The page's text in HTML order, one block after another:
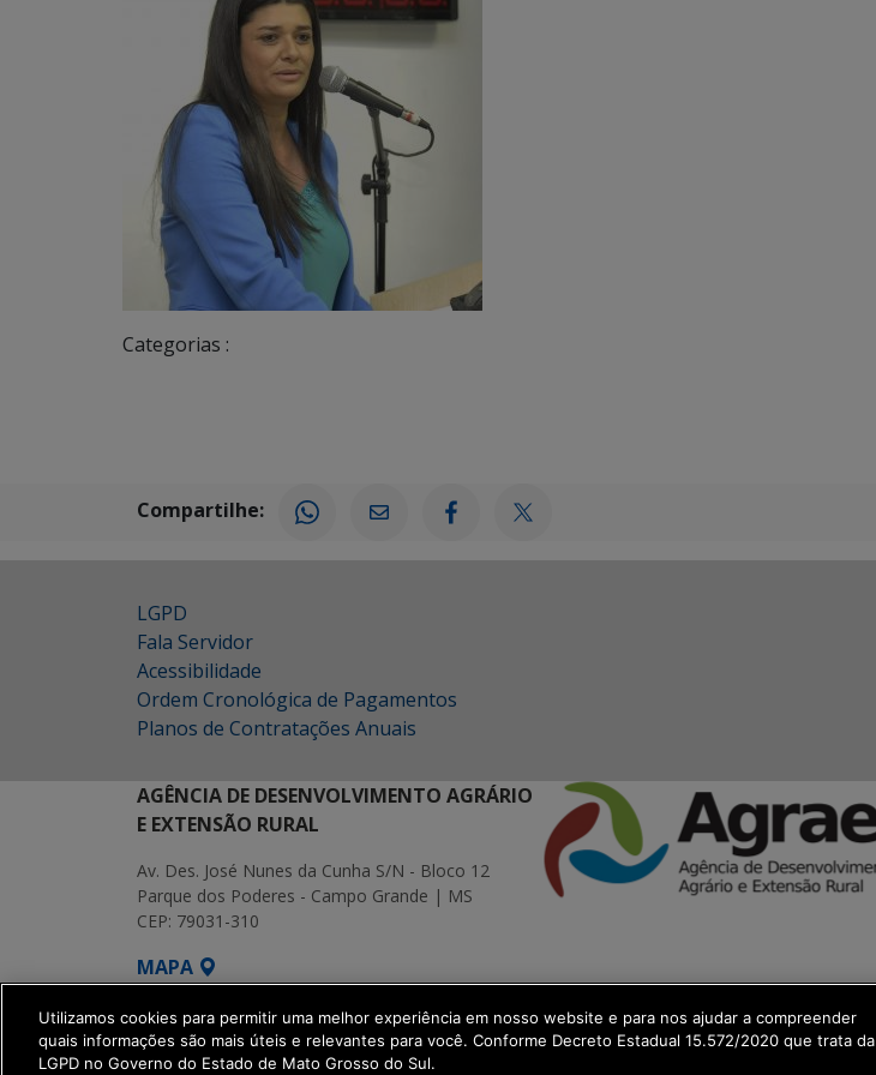
Categorias :
Compartilhe:
LGPD
Fala Servidor
Acessibilidade
Ordem Cronológica de Pagamentos
Planos de Contratações Anuais
AGÊNCIA DE DESENVOLVIMENTO AGRÁRIO
E EXTENSÃO RURAL
Av. Des. José Nunes da Cunha S/N - Bloco 12
Parque dos Poderes - Campo Grande | MS
CEP: 79031-310
MAPA
SETDIG | Secretaria-Executiva de Transformação Digital
Utilizamos cookies para permitir uma melhor experiência em nosso website e para nos ajudar a compreender
quais informações são mais úteis e relevantes para você. Conforme Decreto Estadual 15.572/2020 que trata da
LGPD no Governo do Estado de Mato Grosso do Sul.